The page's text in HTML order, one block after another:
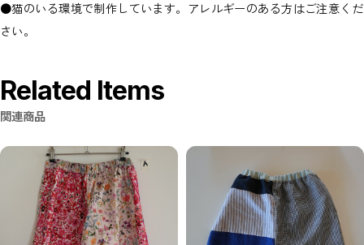
●猫のいる環境で制作しています。アレルギーのある方はご注意くだ
さい。
Related Items
関連商品